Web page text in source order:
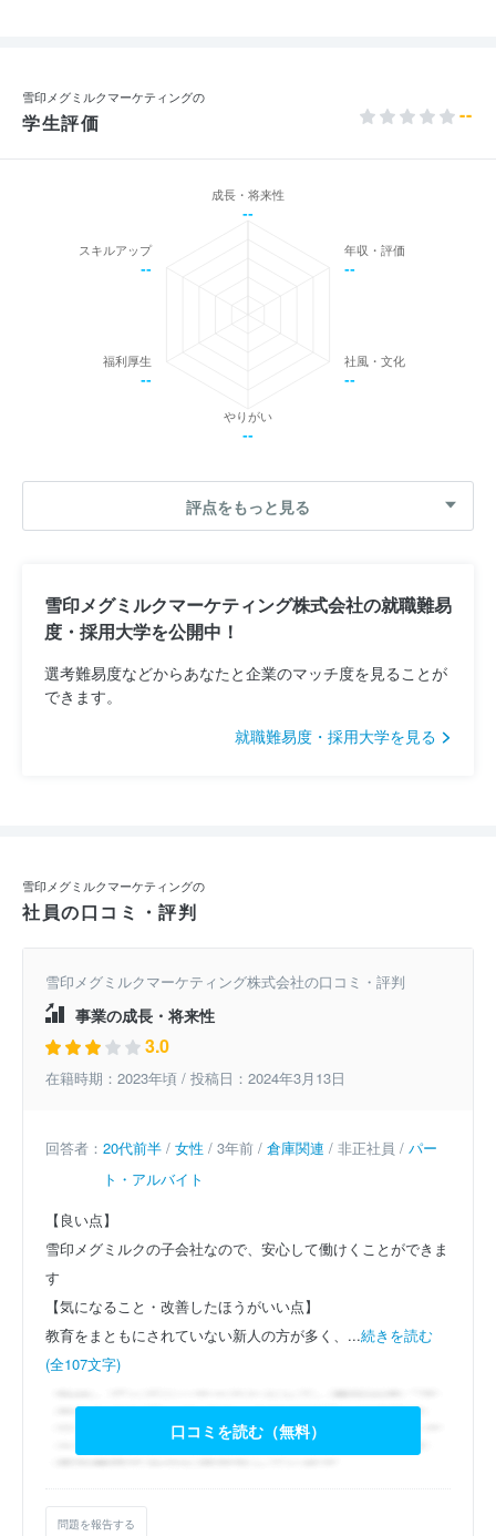
雪印メグミルクマーケティングの
学生評価 --
成長・将来性
--
年収・評価
--
社風・文化
--
やりがい
--
福利厚生
--
スキルアップ
--
評点をもっと見る
雪印メグミルクマーケティング株式会社の就職難易
度・採用大学を公開中！
選考難易度などからあなたと企業のマッチ度を見ることが
できます。
就職難易度・採用大学を見る
雪印メグミルクマーケティングの
社員の口コミ・評判
雪印メグミルクマーケティング株式会社の口コミ・評判
事業の成長・将来性
3.0
在籍時期：2023年頃 / 投稿日：2024年3月13日
回答者： 20代前半 / 女性 / 3年前 / 倉庫関連 / 非正社員 / パー
ト・アルバイト
【良い点】
雪印メグミルクの子会社なので、安心して働けくことができま
す
【気になること・改善したほうがいい点】
教育をまともにされていない新人の方が多く、...続きを読む
(全107文字)
口コミを読む（無料）
問題を報告する